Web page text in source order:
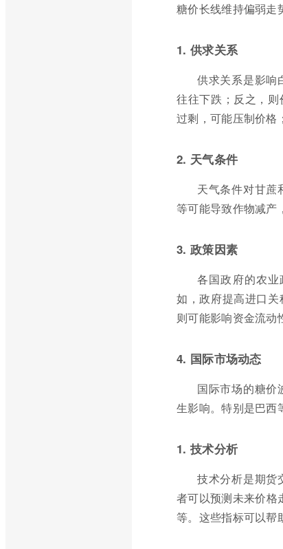
糖价长线维持偏弱走
1. 供求关系
供求关系是影响
往往下跌；反之，
过剩，可能压制价格
2. 天气条件
天气条件对甘蔗
等可能导致作物减产
3. 政策因素
各国政府的农
如，政府提高进口
则可能影响资金流动
4. 国际市场动态
国际市场的糖价
生影响。特别是巴西
1. 技术分析
技术分析是期货
者可以预测未来价格
等。这些指标可以帮